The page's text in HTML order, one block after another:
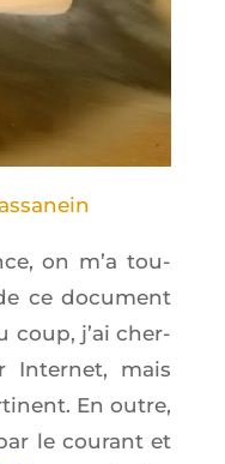
on m’a tou­
ce docu­ment
coup, j’ai cher­
Inter­net, mais
En outre,
le cou­rant et